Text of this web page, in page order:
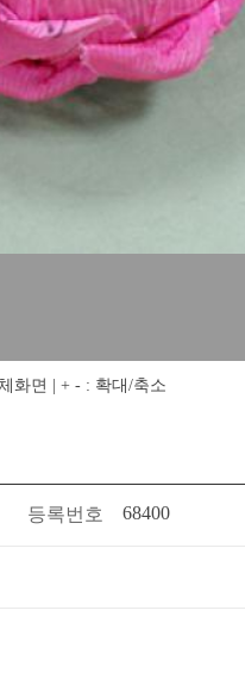
화면 | + - : 확대/축소
등록번호 68400